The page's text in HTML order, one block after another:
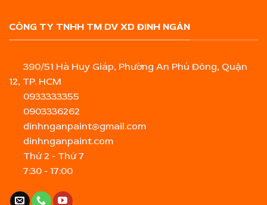
CÔNG TY TNHH TM DV XD ĐINH NGÂN
390/51 Hà Huy Giáp, Phường An Phú Đông, Quận
12, TP. HCM
0933333355
0903336262
dinhnganpaint@gmail.com
dinhnganpaint.com
Thứ 2 - Thứ 7
7:30 - 17:00